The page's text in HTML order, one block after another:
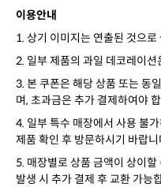
이용안내
1. 상기 이미지는 연출된 것으
2. 일부 제품의 과일 데코레이
3. 본 쿠폰은 해당 상품 또는 동
며, 초과금은 추가 결제하여야
4. 일부 특수 매장에서 사용 불
제품 확인 후 방문하시기 바랍니
5. 매장별로 상품 금액이 상이
발생 시 추가 결제 후 교환 가능